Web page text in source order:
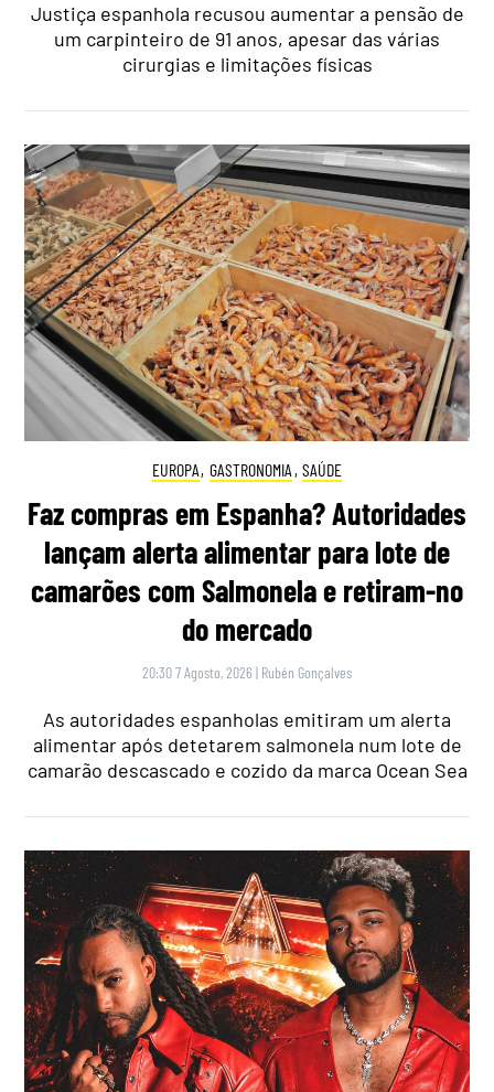
Justiça espanhola recusou aumentar a pensão de
um carpinteiro de 91 anos, apesar das várias
cirurgias e limitações físicas
EUROPA, GASTRONOMIA , SAÚDE
Faz compras em Espanha? Autoridades
lançam alerta alimentar para lote de
camarões com Salmonela e retiram-no
do mercado
20:30 7 Agosto, 2026 | Rubén Gonçalves
As autoridades espanholas emitiram um alerta
alimentar após detetarem salmonela num lote de
camarão descascado e cozido da marca Ocean Sea